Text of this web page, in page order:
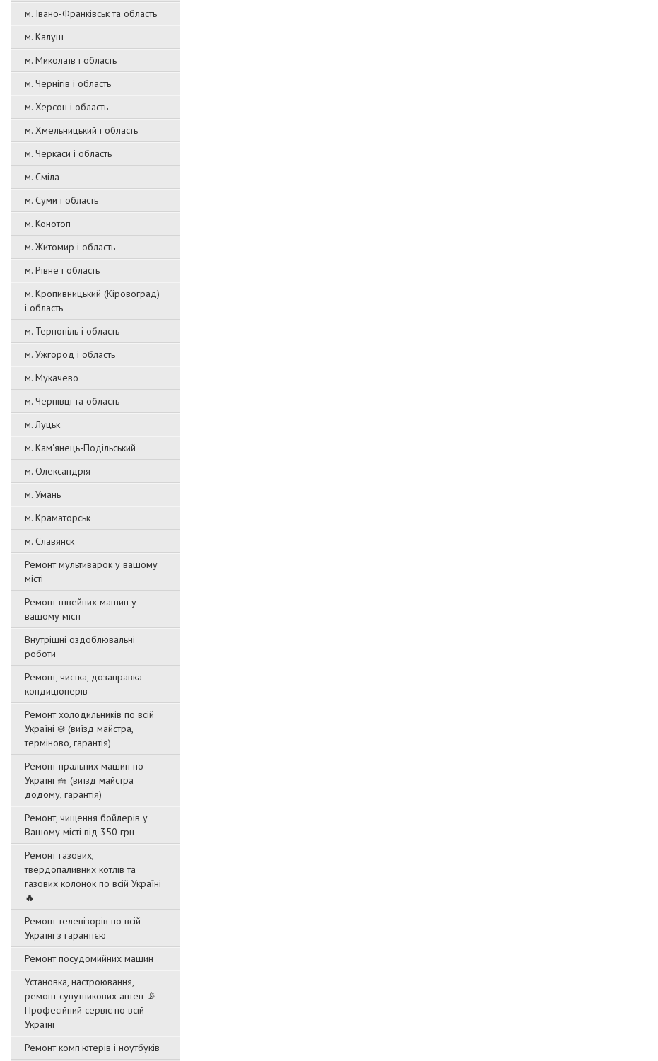
м. Івано-Франківськ та область
м. Калуш
м. Миколаїв і область
м. Чернігів і область
м. Херсон і область
м. Хмельницький і область
м. Черкаси і область
м. Сміла
м. Суми і область
м. Конотоп
м. Житомир і область
м. Рівне і область
м. Кропивницький (Кіровоград)
і область
м. Тернопіль і область
м. Ужгород і область
м. Мукачево
м. Чернівці та область
м. Луцьк
м. Кам'янець-Подільський
м. Олександрія
м. Умань
м. Краматорськ
м. Славянск
Ремонт мультиварок у вашому
місті
Ремонт швейних машин у
вашому місті
Внутрішні оздоблювальні
роботи
Ремонт, чистка, дозаправка
кондиціонерів
Ремонт холодильників по всій
Україні ❄️ (виїзд майстра,
терміново, гарантія)
Ремонт пральних машин по
Україні 🧺 (виїзд майстра
додому, гарантія)
Ремонт, чищення бойлерів у
Вашому місті від 350 грн
Ремонт газових,
твердопаливних котлів та
газових колонок по всій Україні
🔥
Ремонт телевізорів по всій
Україні з гарантією
Ремонт посудомийних машин
Установка, настроювання,
ремонт супутникових антен 📡
Професійний сервіс по всій
Україні
Ремонт комп'ютерів і ноутбуків